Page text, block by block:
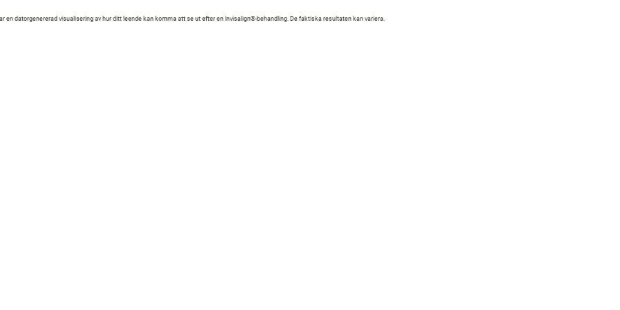
en datorgenererad visualisering av hur ditt leende kan komma att se ut efter en Invisalign®-behandling. De faktiska resultaten kan variera.